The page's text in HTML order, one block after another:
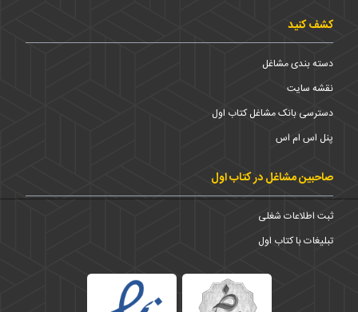
کشف کنید
دسته بندی مشاغل
نقشه سایت
دسترسی بانک مشاغل کتاب اول
پنل اس ام اس
صاحبین مشاغل در کتاب اول
ثبت اطلاعات شغلی
تبلیغات با کتاب اول